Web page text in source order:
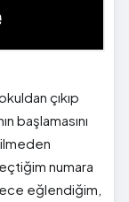
çıkıp
başlamasını
numara
eğlendiğim,